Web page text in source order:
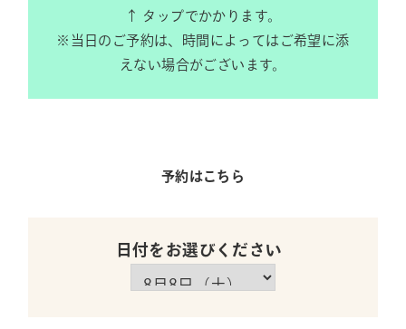
↑ タップでかかります。
※当日のご予約は、時間によってはご希望に添
えない場合がございます。
予約はこちら
日付をお選びください